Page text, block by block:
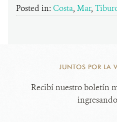
Posted in: Costa, Mar,
JUNTOS POR LA
Recibí nuestro boletín